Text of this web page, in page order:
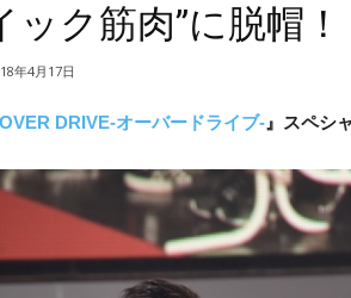
ック筋肉”に脱帽！
年4月17日
OVER DRIVE-オーバードライブ- 』スペシ